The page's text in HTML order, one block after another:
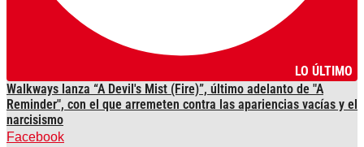
LO ÚLTIMO
Walkways lanza “A Devil's Mist (Fire)”, último adelanto de "A
Reminder", con el que arremeten contra las apariencias vacías y el
narcisismo
Facebook